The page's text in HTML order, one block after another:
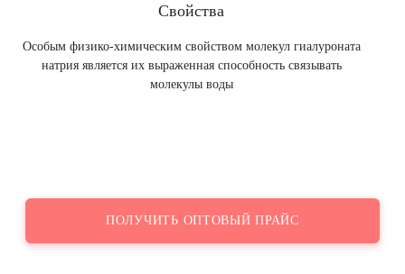
Свойства
Особым физико-химическим свойством молекул гиалуроната
натрия является их выраженная способность связывать
молекулы воды
ПОЛУЧИТЬ ОПТОВЫЙ ПРАЙС